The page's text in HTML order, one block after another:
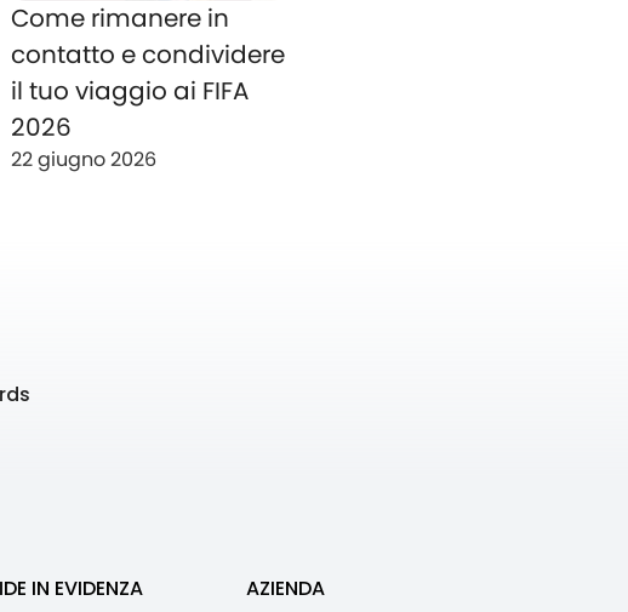
Come rimanere in
contatto e condividere
il tuo viaggio ai FIFA
2026
22 giugno 2026
IN EVIDENZA AZIENDA